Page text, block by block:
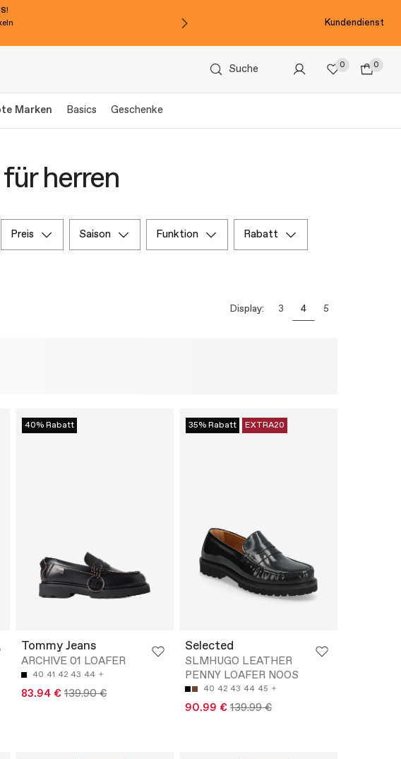
Kundendienst
Suche 0 0
Marken Basics Geschenke
herren
preis saison funktion rabatt
Display: 3 4 5
40% Rabatt
Tommy Jeans
ARCHIVE 01 LOAFER
40 41 42 43 44
83.94 € 139.90 €
35% Rabatt EXTRA20
Selected
SLMHUGO LEATHER
PENNY LOAFER NOOS
40 42 43 44 45
90.99 € 139.99 €